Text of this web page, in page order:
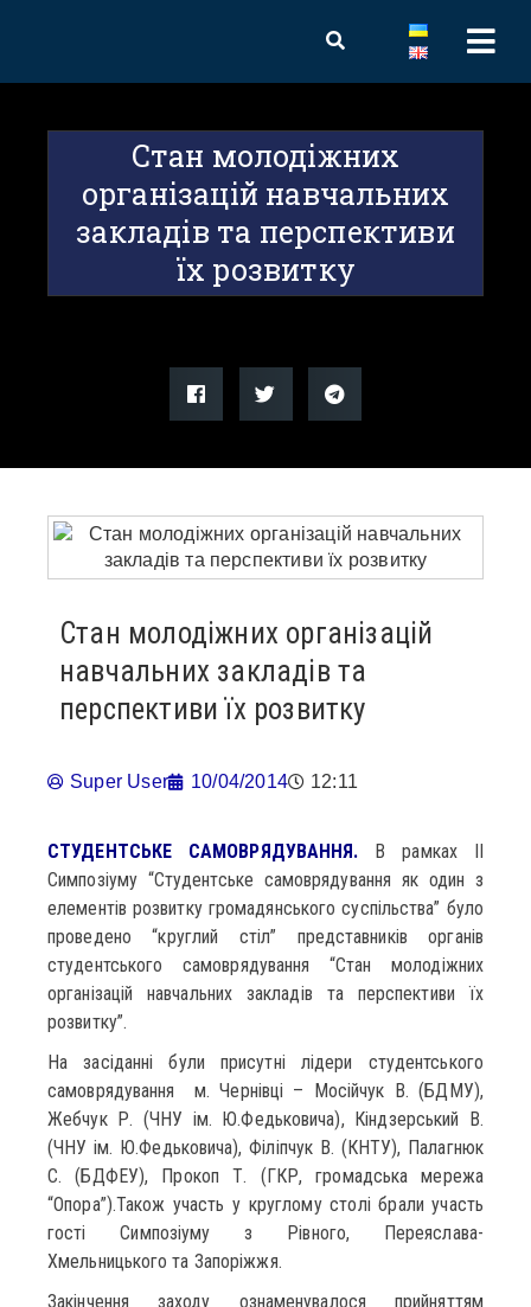
Стан молодіжних
організацій навчальних
закладів та перспективи
їх розвитку
Стан молодіжних організацій
навчальних закладів та
перспективи їх розвитку
Super User 10/04/2014 12:11
СТУДЕНТСЬКЕ САМОВРЯДУВАННЯ. В рамках ІІ
Симпозіуму “Студентське самоврядування як один з
елементів розвитку громадянського суспільства” було
проведено “круглий стіл” представників органів
студентського самоврядування “Стан молодіжних
організацій навчальних закладів та перспективи їх
розвитку”.
На засіданні були присутні лідери студентського
самоврядування м. Чернівці – Мосійчук В. (БДМУ),
Жебчук Р. (ЧНУ ім. Ю.Федьковича), Кіндзерський В.
(ЧНУ ім. Ю.Федьковича), Філіпчук В. (КНТУ), Палагнюк
С. (БДФЕУ), Прокоп Т. (ГКР, громадська мережа
“Опора”).Також участь у круглому столі брали участь
гості Симпозіуму з Рівного, Переяслава-
Хмельницького та Запоріжжя.
Закінчення заходу ознаменувалося прийняттям